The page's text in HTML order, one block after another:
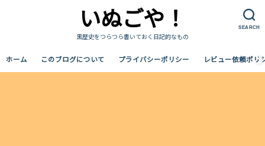
SEARCH
いぬごや！
黒歴史をつらつら書いておく日記的なもの
ホーム このブログについて プライバシーポリシー レビュー依頼ポリ